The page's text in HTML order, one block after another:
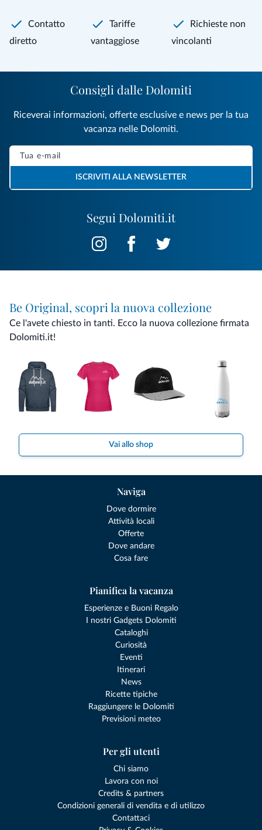
Contatto
diretto
Tariffe
vantaggiose
Richieste non
vincolanti
Segui Dolomiti.it
Consigli dalle Dolomiti
Riceverai informazioni, offerte esclusive e news per la tua
vacanza nelle Dolomiti.
ISCRIVITI ALLA NEWSLETTER
Be Original, scopri la nuova collezione
Ce l'avete chiesto in tanti. Ecco la nuova collezione firmata
Dolomiti.it!
Vai allo shop
Naviga
Dove dormire
Attività locali
Offerte
Dove andare
Cosa fare
Pianifica la vacanza
Esperienze e Buoni Regalo
I nostri Gadgets Dolomiti
Cataloghi
Curiosità
Eventi
Itinerari
News
Ricette tipiche
Raggiungere le Dolomiti
Previsioni meteo
Per gli utenti
Chi siamo
Lavora con noi
Credits & partners
Condizioni generali di vendita e di utilizzo
Contattaci